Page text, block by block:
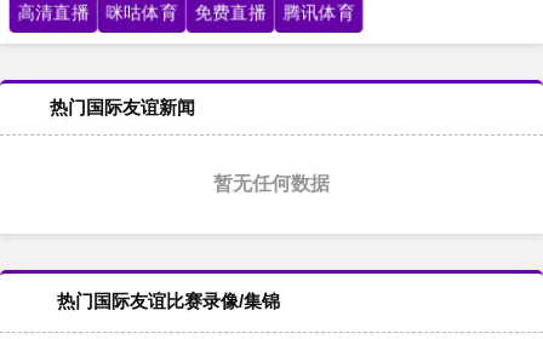
高清直播 咪咕体育 免费直播 腾讯体育
热门国际友谊新闻
暂无任何数据
热门国际友谊比赛录像/集锦